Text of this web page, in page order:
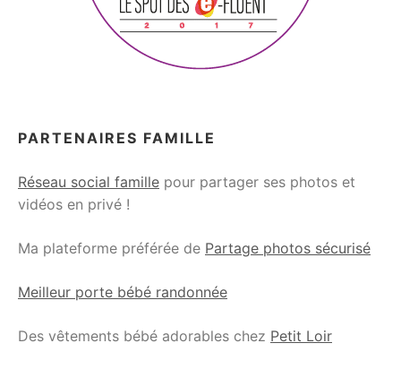
PARTENAIRES FAMILLE
Réseau social famille pour partager ses photos et
vidéos en privé !
Ma plateforme préférée de Partage photos sécurisé
Meilleur porte bébé randonnée
Des vêtements bébé adorables chez Petit Loir